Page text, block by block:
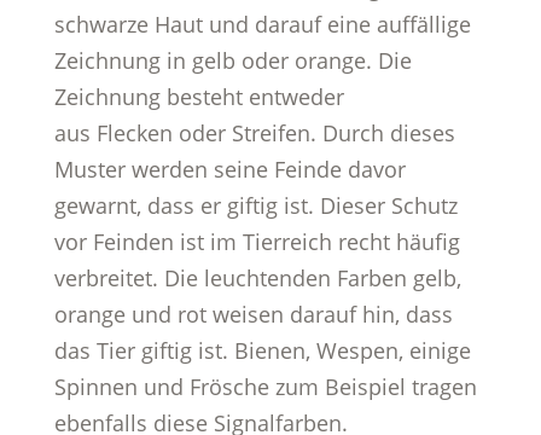
schwarze Haut und darauf eine auffällige
Zeichnung in gelb oder orange. Die
Zeichnung besteht entweder
aus Flecken oder Streifen. Durch dieses
Muster werden seine Feinde davor
gewarnt, dass er giftig ist. Dieser Schutz
vor Feinden ist im Tierreich recht häufig
verbreitet. Die leuchtenden Farben gelb,
orange und rot weisen darauf hin, dass
das Tier giftig ist. Bienen, Wespen, einige
Spinnen und Frösche zum Beispiel tragen
ebenfalls diese Signalfarben.